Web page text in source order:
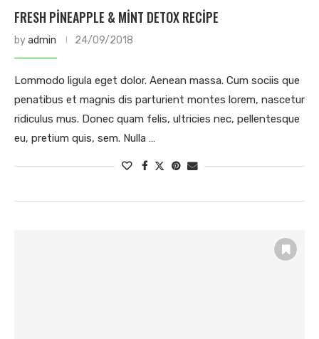
FRESH PINEAPPLE & MINT DETOX RECIPE
byadmin 24/09/2018
Lommodo ligula eget dolor. Aenean massa. Cum sociis que
penatibus et magnis dis parturient montes lorem, nascetur
ridiculus mus. Donec quam felis, ultricies nec, pellentesque
eu, pretium quis, sem. Nulla …